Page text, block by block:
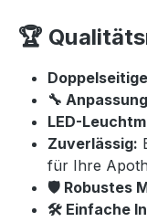
🏆
🔧
LED-
Zuverlässig:
für Ihre
🛡️ Robustes
🛠️ Einfache